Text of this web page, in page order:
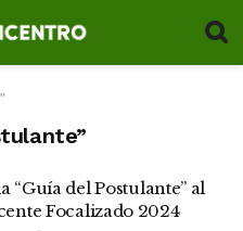
del Postulante” al
Focalizado 2024